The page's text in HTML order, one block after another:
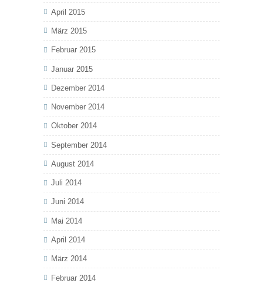
April 2015
März 2015
Februar 2015
Januar 2015
Dezember 2014
November 2014
Oktober 2014
September 2014
August 2014
Juli 2014
Juni 2014
Mai 2014
April 2014
März 2014
Februar 2014